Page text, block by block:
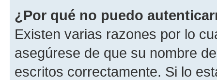
¿Por qué no puedo
Existen varias razones por lo
asegúrese de que su nombre
escritos correctamente. Si lo